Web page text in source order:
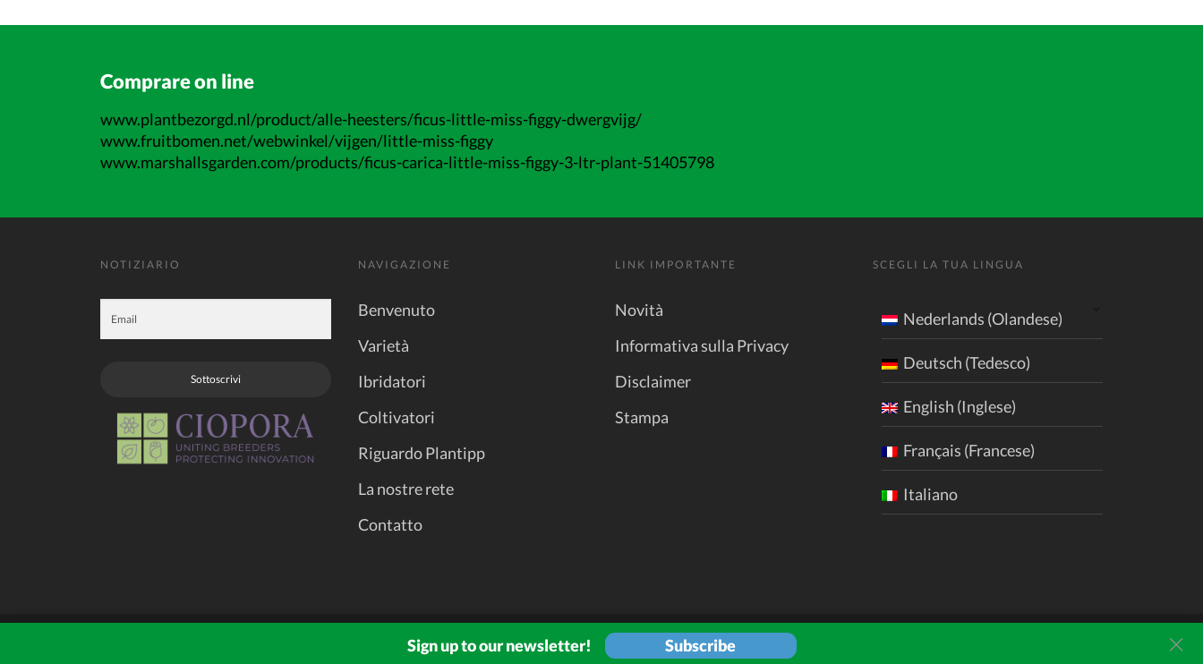
Comprare on line
www.plantbezorgd.nl/product/alle-heesters/ficus-little-miss-figgy-dwergvijg/
www.fruitbomen.net/webwinkel/vijgen/little-miss-figgy
www.marshallsgarden.com/products/ficus-carica-little-miss-figgy-3-ltr-plant-51405798
Sign up to our newsletter! Subscribe
NOTIZIARIO
Sottoscrivi
NAVIGAZIONE
Benvenuto
Varietà
Ibridatori
Coltivatori
Riguardo Plantipp
La nostre rete
Contatto
LINK IMPORTANTE
Novità
Informativa sulla Privacy
Disclaimer
Stampa
SCEGLI LA TUA LINGUA
Nederlands (Olandese)
Deutsch (Tedesco)
English (Inglese)
Français (Francese)
Italiano